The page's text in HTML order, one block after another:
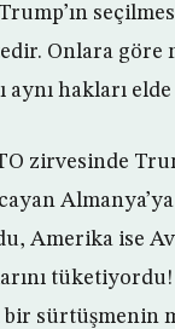
Onlara göre
aynı hakları
zirvesinde
Almanya’ya
Amerika ise
sürtüşmenin